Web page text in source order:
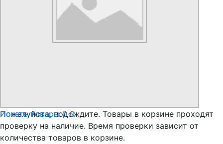
Искать товары0 0
Пожалуйста, подождите. Товары в корзине проходят
проверку на наличие. Время проверки зависит от
количества товаров в корзине.